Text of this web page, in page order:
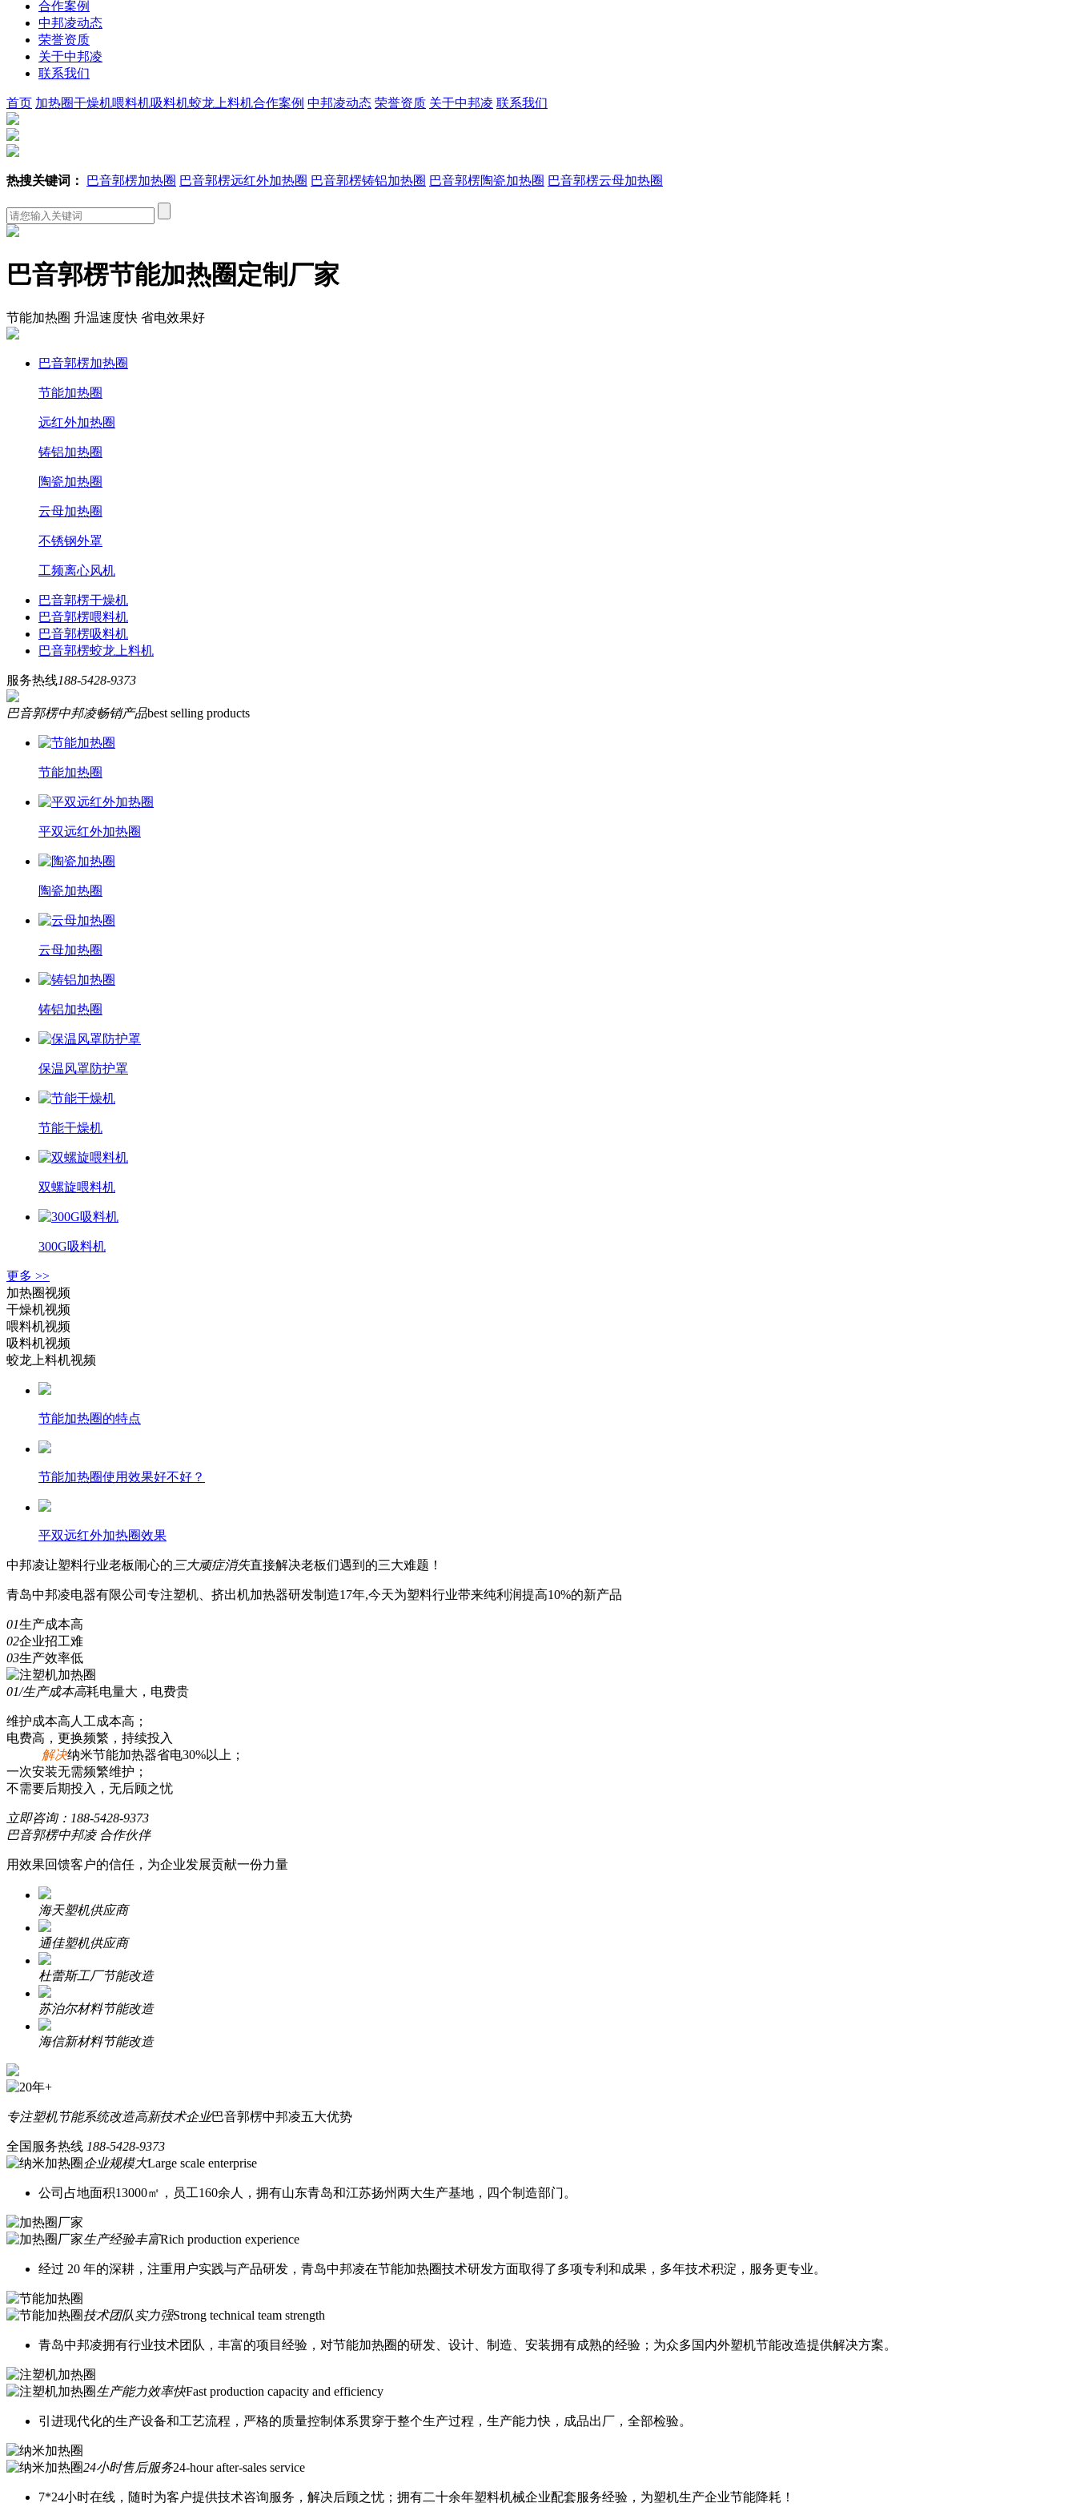
合作案例
中邦凌动态
荣誉资质
关于中邦凌
联系我们
首页 加热圈干燥机喂料机吸料机蛟龙上料机合作案例 中邦凌动态 荣誉资质 关于中邦凌 联系我们
热搜关键词： 巴音郭楞加热圈 巴音郭楞远红外加热圈 巴音郭楞铸铝加热圈 巴音郭楞陶瓷加热圈 巴音郭楞云母加热圈
巴音郭楞节能加热圈定制厂家
节能加热圈 升温速度快 省电效果好
巴音郭楞加热圈
节能加热圈
远红外加热圈
铸铝加热圈
陶瓷加热圈
云母加热圈
不锈钢外罩
工频离心风机
巴音郭楞干燥机
巴音郭楞喂料机
巴音郭楞吸料机
巴音郭楞蛟龙上料机
服务热线188-5428-9373
巴音郭楞中邦凌畅销产品best selling products
节能加热圈
平双远红外加热圈
陶瓷加热圈
云母加热圈
铸铝加热圈
保温风罩防护罩
节能干燥机
双螺旋喂料机
300G吸料机
更多 >>
加热圈视频
干燥机视频
喂料机视频
吸料机视频
蛟龙上料机视频
节能加热圈的特点
节能加热圈使用效果好不好？
平双远红外加热圈效果
中邦凌让塑料行业老板闹心的 三大顽症消失直接解决老板们遇到的三大难题！
青岛中邦凌电器有限公司专注塑机、挤出机加热器研发制造17年,今天为塑料行业带来纯利润提高10%的新产品
01生产成本高
02企业招工难
03生产效率低
01/生产成本高耗电量大，电费贵
维护成本高人工成本高；
电费高，更换频繁，持续投入
解决纳米节能加热器省电30%以上；
一次安装无需频繁维护；
不需要后期投入，无后顾之忧
立即咨询： 188-5428-9373
巴音郭楞中邦凌 合作伙伴
用效果回馈客户的信任，为企业发展贡献一份力量
海天塑机供应商
通佳塑机供应商
杜蕾斯工厂节能改造
苏泊尔材料节能改造
海信新材料节能改造
专注塑机节能系统改造高新技术企业巴音郭楞中邦凌五大优势
全国服务热线 188-5428-9373
企业规模大Large scale enterprise
公司占地面积13000㎡，员工160余人，拥有山东青岛和江苏扬州两大生产基地，四个制造部门。
生产经验丰富Rich production experience
经过 20 年的深耕，注重用户实践与产品研发，青岛中邦凌在节能加热圈技术研发方面取得了多项专利和成果，多年技术积淀，服务更专业。
技术团队实力强Strong technical team strength
青岛中邦凌拥有行业技术团队，丰富的项目经验，对节能加热圈的研发、设计、制造、安装拥有成熟的经验；为众多国内外塑机节能改造提供解决方案。
生产能力效率快Fast production capacity and efficiency
引进现代化的生产设备和工艺流程，严格的质量控制体系贯穿于整个生产过程，生产能力快，成品出厂，全部检验。
24小时售后服务24-hour after-sales service
7*24小时在线，随时为客户提供技术咨询服务，解决后顾之忧；拥有二十余年塑料机械企业配套服务经验，为塑机生产企业节能降耗！